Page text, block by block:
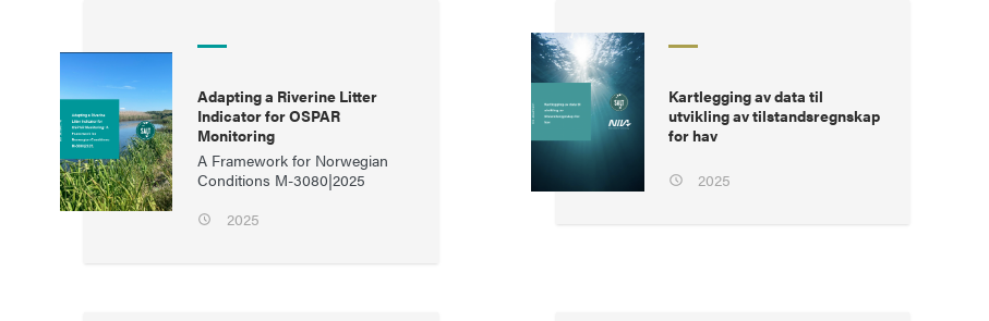
Adapting a Riverine Litter
Indicator for OSPAR
Monitoring
A Framework for Norwegian
Conditions M-3080|2025
2025
Kartlegging av data til
utvikling av tilstandsregnskap
for hav
2025